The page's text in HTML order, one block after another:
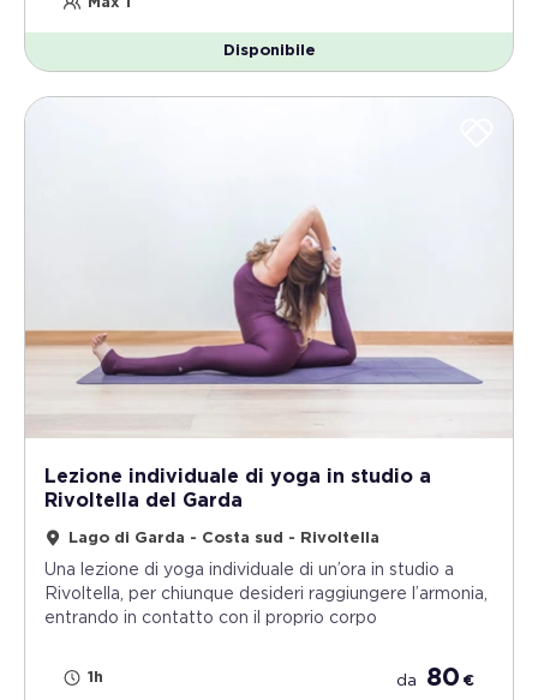
Disponibile
Lezione individuale di yoga in studio a
Rivoltella del Garda
Lago di Garda - Costa sud - Rivoltella
Una lezione di yoga individuale di un’ora in studio a
Rivoltella, per chiunque desideri raggiungere l’armonia,
entrando in contatto con il proprio corpo
1h
da 80 €